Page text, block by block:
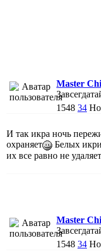
Master
1548 34
И так икра ночь
охраняет
Белых
их все равно не
Master
1548 34